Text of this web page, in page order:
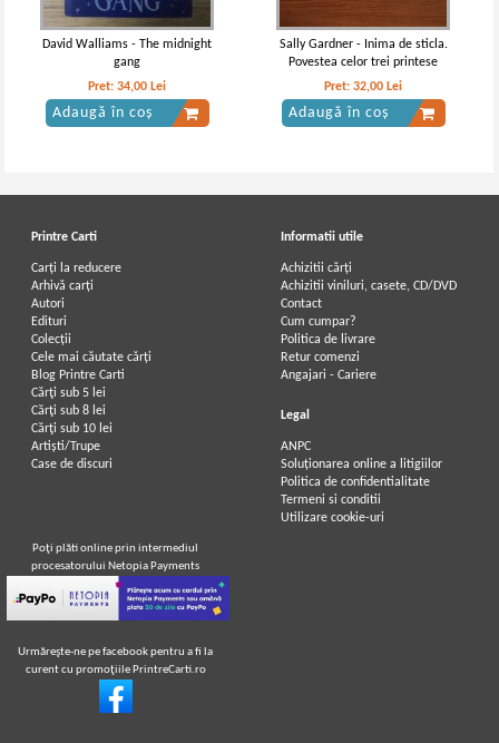
David Walliams - The midnight
gang
Pret:34,00 Lei
Adaugă în coș
Sally Gardner - Inima de sticla.
Povestea celor trei printese
Pret:32,00 Lei
Adaugă în coș
Printre Carti
Carți la reducere
Arhivă carți
Autori
Edituri
Colecții
Cele mai căutate cărți
Blog Printre Carti
Cărţi sub 5 lei
Cărţi sub 8 lei
Cărţi sub 10 lei
Artiști/Trupe
Case de discuri
Informatii utile
Achizitii cărți
Achizitii viniluri, casete, CD/DVD
Contact
Cum cumpar?
Politica de livrare
Retur comenzi
Angajari - Cariere
Legal
ANPC
Soluționarea online a litigiilor
Politica de confidentialitate
Termeni si conditii
Utilizare cookie-uri
Poţi plăti online prin intermediul
procesatorului Netopia Payments
Urmăreşte-ne pe facebook pentru a fi la
curent cu promoţiile PrintreCarti.ro